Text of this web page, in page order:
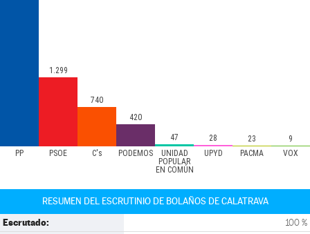
PP PSOE C's PODEMOS
UNIDAD
POPULAR
EN COMÚN
UPYD PACMA VOX
1.299
740
420
47 28 23 9
RESUMEN DEL ESCRUTINIO DE BOLAÑOS DE CALATRAVA
Escrutado: 100 %